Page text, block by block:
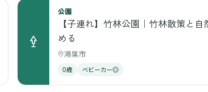
公園
【子連れ】竹林公園｜竹林散策と自
める
鴻巣市
0歳 ベビーカー◎